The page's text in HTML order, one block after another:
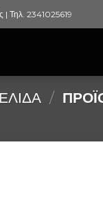
| Τηλ. 2341025619
/